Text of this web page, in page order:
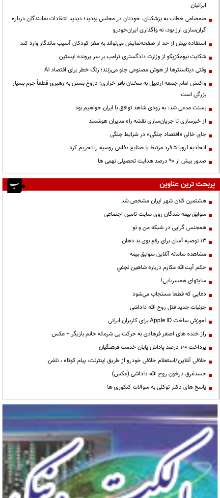
ایرانیان
صمصامی خطاب به پزشکیان: خودتان در مجلس بودید؛ دیدید انتقادات نمایندگان درباره
گران‌سازی ارز بود، نه واگذاری ایران‌خودرو
استفاده بیش از حد از صفحه‌نمایش می‌تواند به مغز کودکان آسیب ماندگار وارد کند
شکایت نیومکزیکو از وزارت دادگستری ترامپ بر سر پرونده اپستین
وقتی دیتاسنترها از هوش مصنوعی جلو می‌زنند؛ زنگ خطر برای اقتصاد AI
واکنش امام جمعه اردبیل به سخنان باقر خرازی: دروغ بستن به رهبری قطعاً جرم بسیار
بزرگی است
بسنت مدعی شد: به زودی شاهد توافق با ایران خواهیم بود
از خبرسازی تا جریان‌سازی نقشه راه مدیران هوشمند
جای خالی «اقتصاد جنگی» در شرایط جنگی
اتحادیه اروپا ۵ فرد مرتبط با صنایع دفاعی روسیه را تحریم کرد
صدور بیش از ۹۰ درصد هدایت تحصیلی نهمی ها
پربحث ترین عناوین
هشتمین کلان شهر ایران مشخص شد
سوابق بیمه شدگان روی سایت تامین اجتماعی
همجنس گرایی در شبکه من و تو
13 توصیه آسان برای رفع بوی بد دهان
مشاهده سامانه آنلاين سوابق بیمه
حكم آيت‌الله مكارم درباره شاهين نجفي
سایتهای همسریابی!
دعايي كه قطعا مستجاب مي‌شود
جزئیات جدید قتل روح الله داداشی
آموزش ساخت Apple ID برای کاربران ایرانی
راز خنده های اصغر فرهادی به حرکت بی شرمانه خانم بازیگر + عکس
پرداخت ۱۰۰ درصد پاداش پایان خدمت فرهنگیان
خلافی آنلاین/استعلام خلافی خودرو از طریق اینترنت، پیام کوتاه ، تلفن
جسدغرق درخون روح الله داداشی (عکس)
پاسخ های دکتر توکلی به سوالات کنکوری ها